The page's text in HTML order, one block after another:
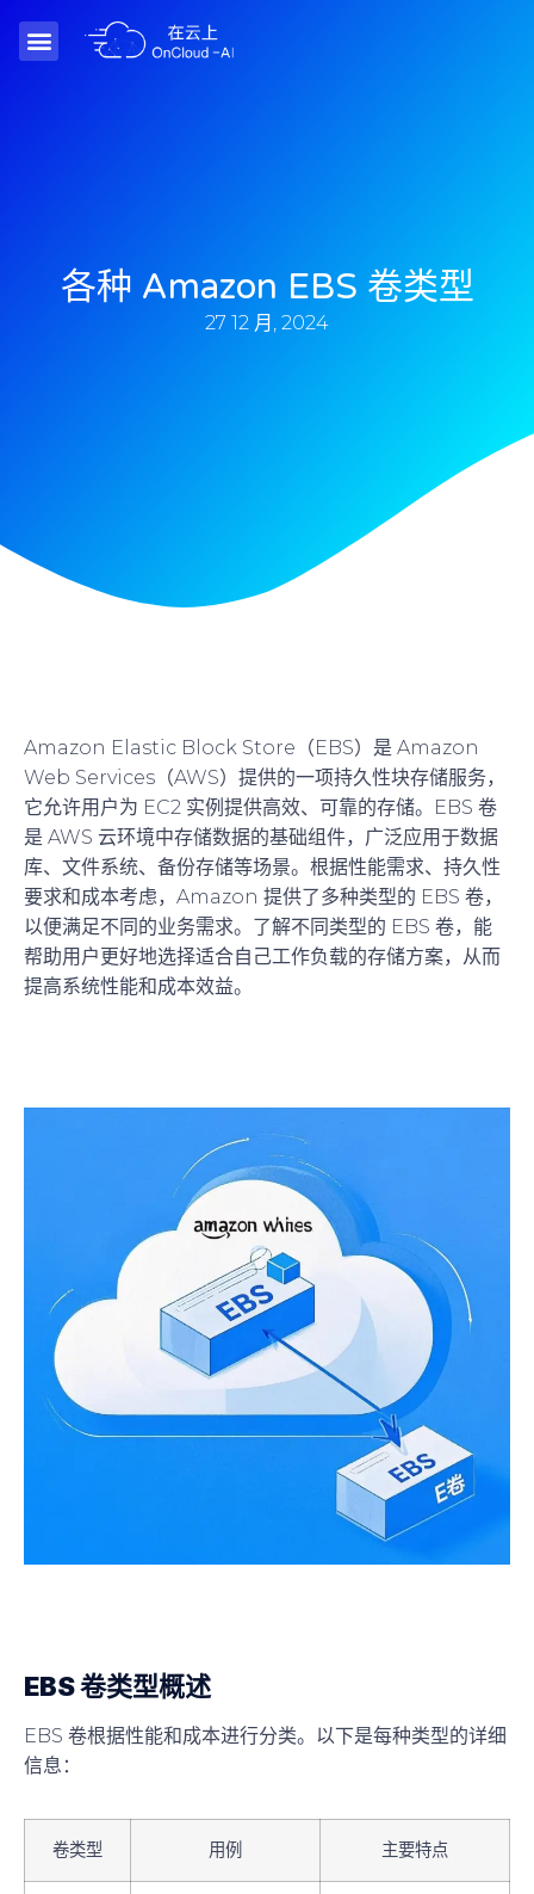
各种 Amazon EBS 卷类型
27 12 月, 2024
Amazon Elastic Block Store（EBS）是 Amazon
Web Services（AWS）提供的一项持久性块存储服务，
它允许用户为 EC2 实例提供高效、可靠的存储。EBS 卷
是 AWS 云环境中存储数据的基础组件，广泛应用于数据
库、文件系统、备份存储等场景。根据性能需求、持久性
要求和成本考虑，Amazon 提供了多种类型的 EBS 卷，
以便满足不同的业务需求。了解不同类型的 EBS 卷，能
帮助用户更好地选择适合自己工作负载的存储方案，从而
提高系统性能和成本效益。
EBS 卷类型概述
EBS 卷根据性能和成本进行分类。以下是每种类型的详细
信息：
卷类型 用例 主要特点